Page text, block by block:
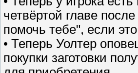
четвёртой главе
помочь тебе", если
• Теперь Уолтер
покупки заготовки